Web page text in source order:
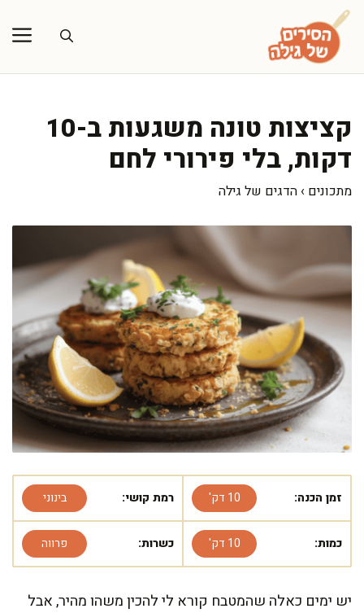
לדלג
לתוכן
קציצות טונה משגעות ב-10
דקות, בלי פירורי לחם
מתכונים › הדגים של גילה
זמן הכנה: 10 דק' רמת קושי: בינוני
כמות: 10 דק' כשרות: פרווה
יש ימים כאלה שהמטבח קורא לי להכין משהו מהיר, אבל